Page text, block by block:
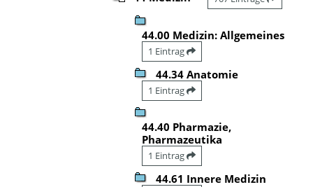
44.00 Medizin: Allgemeines
1 Eintrag
44.34 Anatomie
1 Eintrag
44.40 Pharmazie,
Pharmazeutika
1 Eintrag
44.61 Innere Medizin